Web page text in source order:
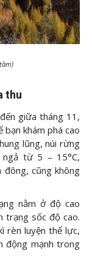
thu
giữa tháng 11,
bạn khám phá cao
lũng, núi rừng
từ 5 – 15°C,
đông, cũng không
nằm ở độ cao
trạng sốc độ cao.
rèn luyện thể lực,
động mạnh trong